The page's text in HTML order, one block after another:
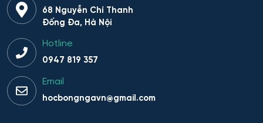
Hệ thống sinh tồn đặc thù
Hệ thống thông tin
Hệ thống thông tin và Công nghệ
68 Nguyễn Chí Thanh
Đống Đa, Hà Nội
Hotline
0947 819 357
Email
hocbongngavn@gmail.com